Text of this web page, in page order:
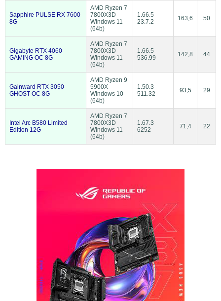
Sapphire PULSE RX 7600
8G
AMD Ryzen 7
7800X3D
Windows 11
(64b)
1.66.5
23.7.2
163,6 50
Gigabyte RTX 4060
GAMING OC 8G
AMD Ryzen 7
7800X3D
Windows 11
(64b)
1.66.5
536.99
142,8 44
Gainward RTX 3050
GHOST OC 8G
AMD Ryzen 9
5900X
Windows 10
(64b)
1.50.3
511.32
93,5 29
Intel Arc B580 Limited
Edition 12G
AMD Ryzen 7
7800X3D
Windows 11
(64b)
1.67.3
6252
71,4 22